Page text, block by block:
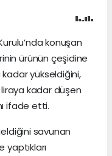
konuşan
ürünün çeşidine
yükseldiğini,
liraya kadar düşen
ifade etti.
savunan